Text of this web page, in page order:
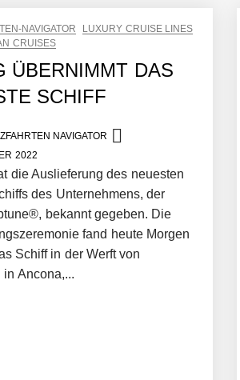
NAVIGATOR
LUXURY CRUISE LINES
CRUISES
ÜBERNIMMT DAS
SCHIFF
NAVIGATOR
2022
die Auslieferung des neuesten
des Unternehmens, der
bekannt gegeben. Die
fand heute Morgen
Schiff in der Werft von
in Ancona,...